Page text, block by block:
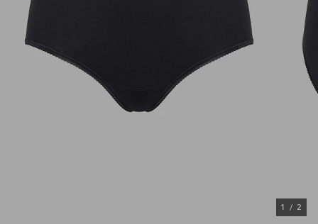
1 / 2